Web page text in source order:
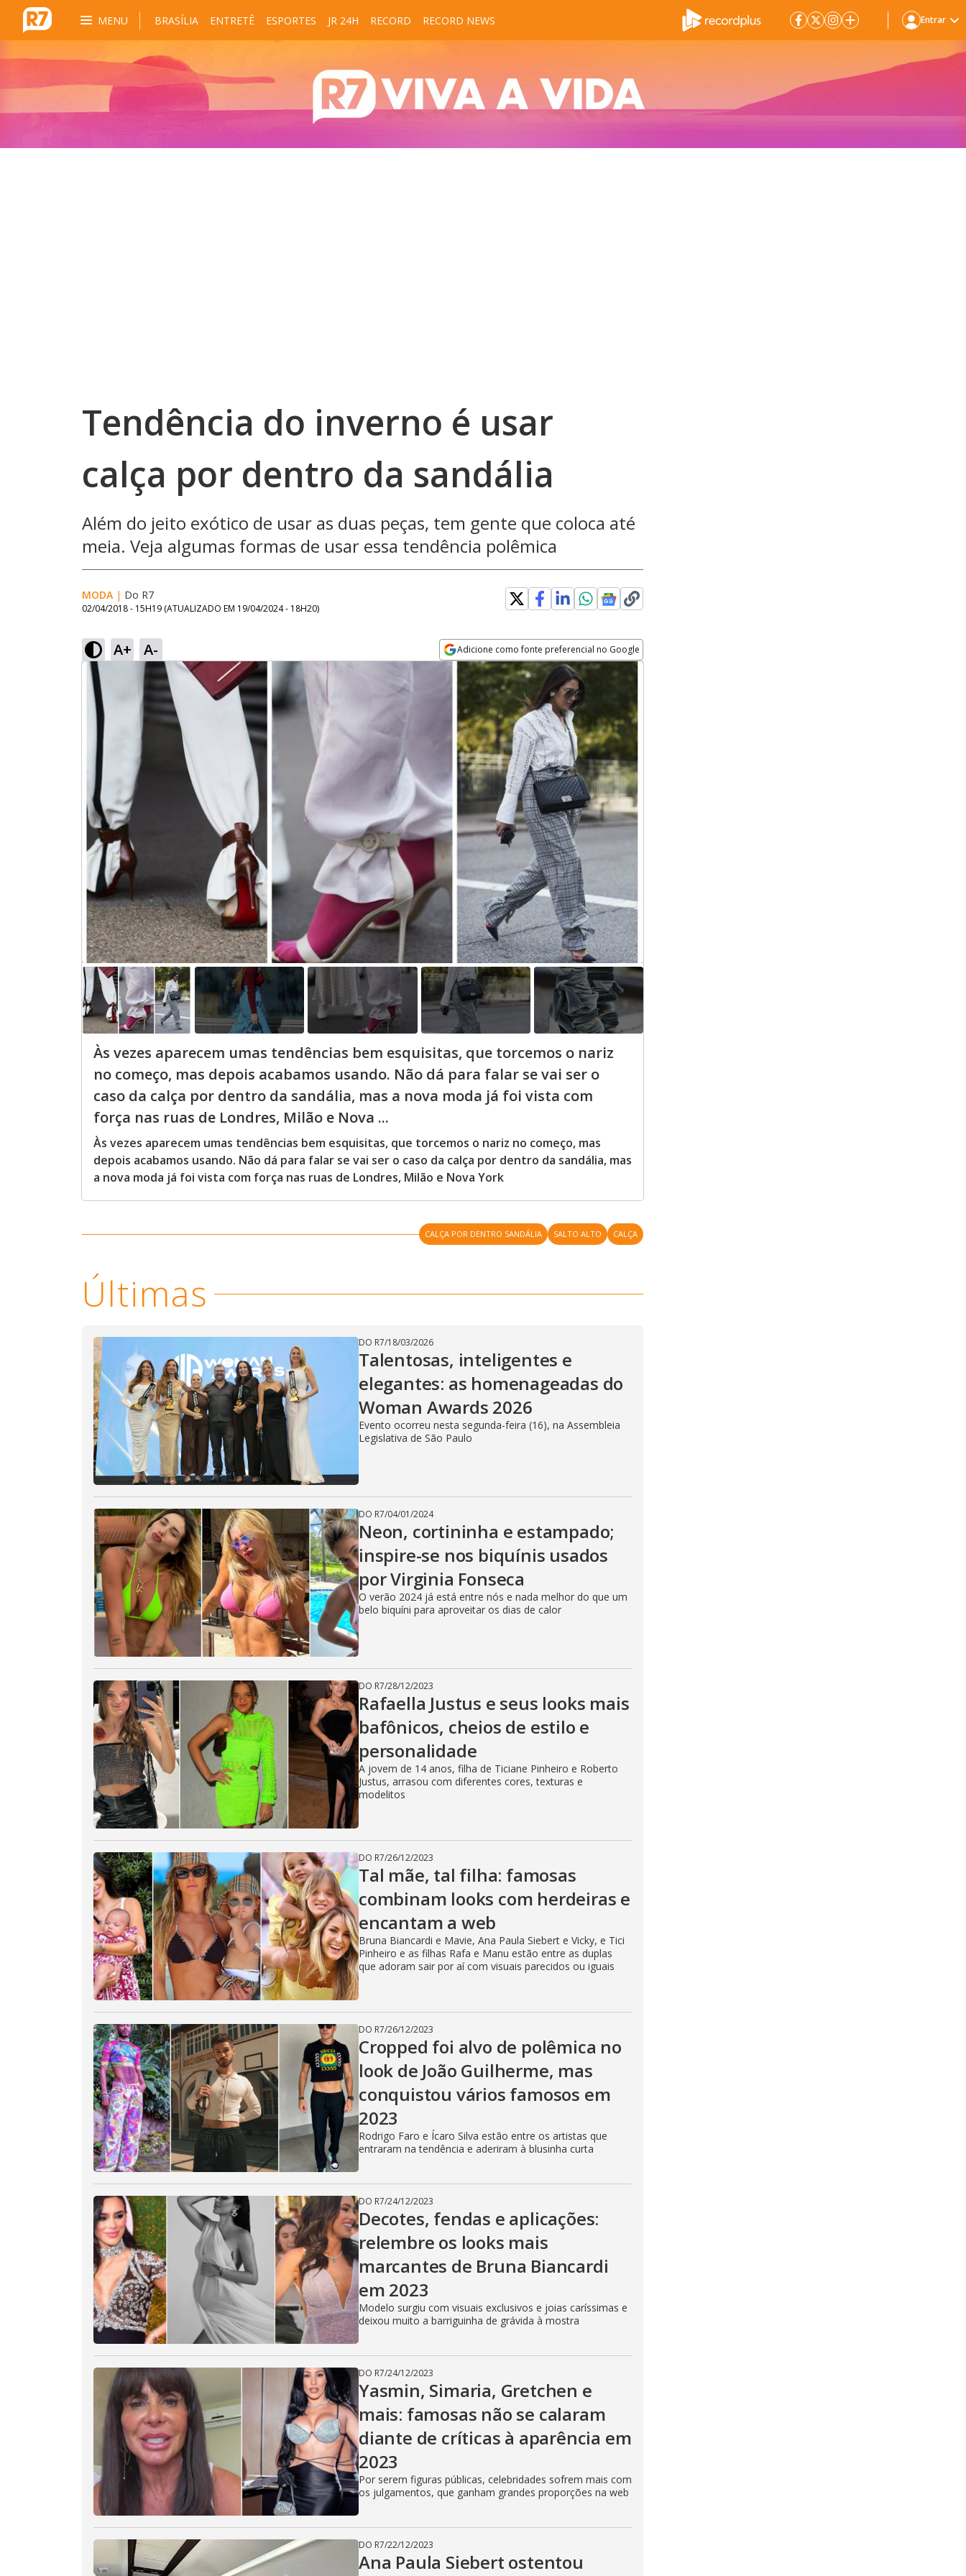
MENU BRASÍLIA ENTRETÊ ESPORTES JR 24H RECORD RECORD NEWS Entrar
Tendência do inverno é usar
calça por dentro da sandália
Além do jeito exótico de usar as duas peças, tem gente que coloca até
meia. Veja algumas formas de usar essa tendência polêmica
MODA | Do R7
02/04/2018 - 15H19 (ATUALIZADO EM 19/04/2024 - 18H20)
A+ A- Adicione como fonte preferencial no Google
Opens in new window
Às vezes aparecem umas tendências bem esquisitas, que torcemos o nariz
no começo, mas depois acabamos usando. Não dá para falar se vai ser o
caso da calça por dentro da sandália, mas a nova moda já foi vista com
força nas ruas de Londres, Milão e Nova ...
Às vezes aparecem umas tendências bem esquisitas, que torcemos o nariz no começo, mas
depois acabamos usando. Não dá para falar se vai ser o caso da calça por dentro da sandália, mas
a nova moda já foi vista com força nas ruas de Londres, Milão e Nova York
CALÇA POR DENTRO SANDÁLIA SALTO ALTO CALÇA
Últimas
DO R7/18/03/2026
Talentosas, inteligentes e
elegantes: as homenageadas do
Woman Awards 2026
Evento ocorreu nesta segunda-feira (16), na Assembleia
Legislativa de São Paulo
DO R7/04/01/2024
Neon, cortininha e estampado;
inspire-se nos biquínis usados
por Virginia Fonseca
O verão 2024 já está entre nós e nada melhor do que um
belo biquíni para aproveitar os dias de calor
DO R7/28/12/2023
Rafaella Justus e seus looks mais
bafônicos, cheios de estilo e
personalidade
A jovem de 14 anos, filha de Ticiane Pinheiro e Roberto
Justus, arrasou com diferentes cores, texturas e
modelitos
DO R7/26/12/2023
Tal mãe, tal filha: famosas
combinam looks com herdeiras e
encantam a web
Bruna Biancardi e Mavie, Ana Paula Siebert e Vicky, e Tici
Pinheiro e as filhas Rafa e Manu estão entre as duplas
que adoram sair por aí com visuais parecidos ou iguais
DO R7/26/12/2023
Cropped foi alvo de polêmica no
look de João Guilherme, mas
conquistou vários famosos em
2023
Rodrigo Faro e Ícaro Silva estão entre os artistas que
entraram na tendência e aderiram à blusinha curta
DO R7/24/12/2023
Decotes, fendas e aplicações:
relembre os looks mais
marcantes de Bruna Biancardi
em 2023
Modelo surgiu com visuais exclusivos e joias caríssimas e
deixou muito a barriguinha de grávida à mostra
DO R7/24/12/2023
Yasmin, Simaria, Gretchen e
mais: famosas não se calaram
diante de críticas à aparência em
2023
Por serem figuras públicas, celebridades sofrem mais com
os julgamentos, que ganham grandes proporções na web
DO R7/22/12/2023
Ana Paula Siebert ostentou